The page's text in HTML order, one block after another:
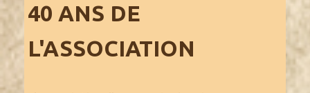
40 ANS DE
L'ASSOCIATION